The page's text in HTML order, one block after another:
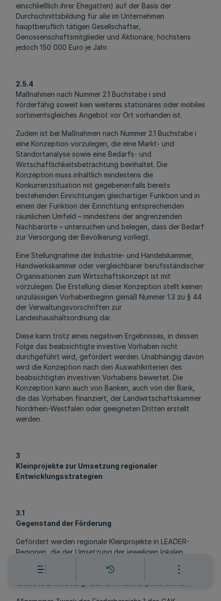
einschließlich ihrer Ehegatten) auf der Basis der
Durchschnittsbildung für alle im Unternehmen
hauptberuflich tätigen Gesellschafter,
Genossenschaftsmitglieder und Aktionäre, höchstens
jedoch 150 000 Euro je Jahr.
2.5.4
Maßnahmen nach Nummer 2.1 Buchstabe i sind
förderfähig soweit kein weiteres stationäres oder mobiles
sortimentsgleiches Angebot vor Ort vorhanden ist.
Zudem ist bei Maßnahmen nach Nummer 2.1 Buchstabe i
eine Konzeption vorzulegen, die eine Markt- und
Standortanalyse sowie eine Bedarfs- und
Wirtschaftlichkeitsbetrachtung beinhaltet. Die
Konzeption muss inhaltlich mindestens die
Konkurrenzsituation mit gegebenenfalls bereits
bestehenden Einrichtungen gleichartiger Funktion und in
einem der Funktion der Einrichtung entsprechenden
räumlichen Umfeld – mindestens der angrenzenden
Nachbarorte – untersuchen und belegen, dass der Bedarf
zur Versorgung der Bevölkerung vorliegt.
Eine Stellungnahme der Industrie- und Handelskammer,
Handwerkskammer oder vergleichbarer berufsständischer
Organisationen zum Wirtschaftskonzept ist mit
vorzulegen. Die Erstellung dieser Konzeption stellt keinen
unzulässigen Vorhabenbeginn gemäß Nummer 1.3 zu § 44
der Verwaltungsvorschriften zur
Landeshaushaltsordnung dar.
Diese kann trotz eines negativen Ergebnisses, in dessen
Folge das beabsichtigte investive Vorhaben nicht
durchgeführt wird, gefördert werden. Unabhängig davon
wird die Konzeption nach den Auswahlkriterien des
beabsichtigten investiven Vorhabens bewertet. Die
Konzeption kann auch von Banken, auch von der Bank,
die das Vorhaben finanziert, der Landwirtschaftskammer
Nordrhein-Westfalen oder geeigneten Dritten erstellt
werden.
3
Kleinprojekte zur Umsetzung regionaler
Entwicklungsstrategien
3.1
Gegenstand der Förderung
Gefördert werden regionale Kleinprojekte in LEADER-
Regionen, die der Umsetzung der jeweiligen lokalen
Zweck der Förderung des Förderbereichs 1 „Integrierte
ländliche Entwicklung“ des GAK-Rahmenplans dienen.